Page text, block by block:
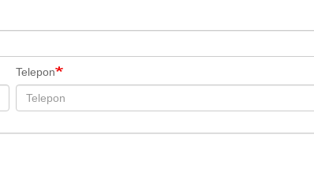
Telepon